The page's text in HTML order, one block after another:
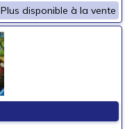
Plus disponible à la vente